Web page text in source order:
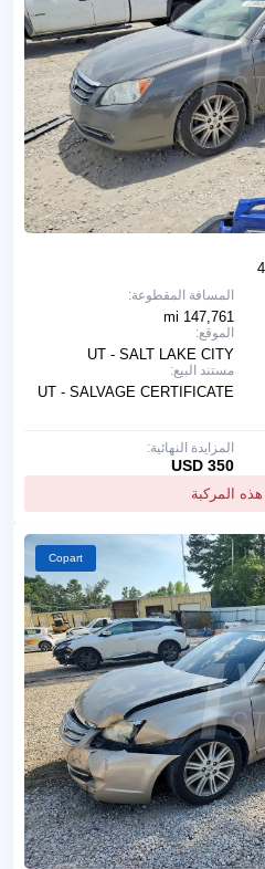
المسافة المقطوعة:
147,761 mi
الموقع:
UT - SALT LAKE CITY
مستند البيع:
UT - SALVAGE CERTIFICATE
المركبة
المزايدة النهائية:
350 USD
Copart